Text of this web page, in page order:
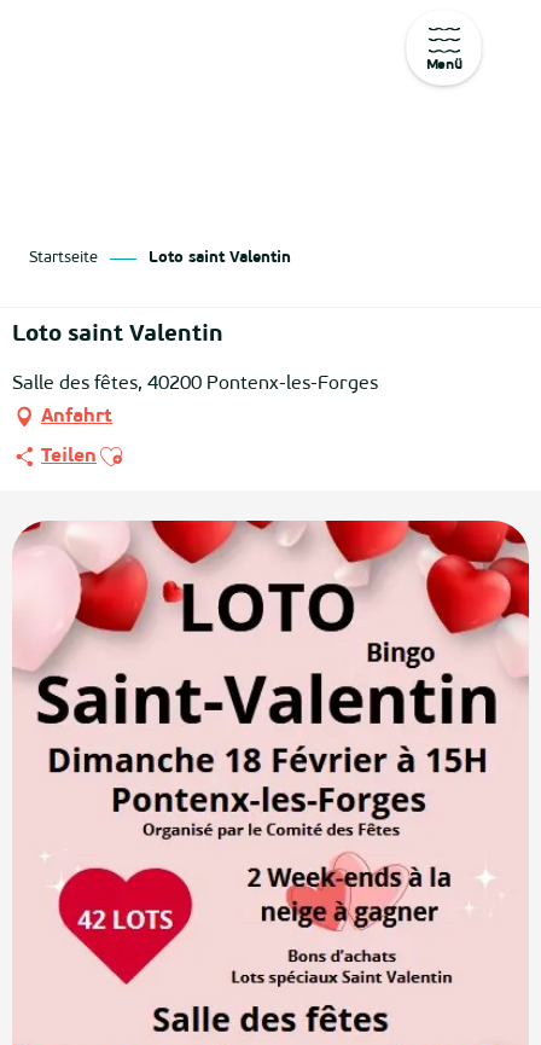
Menü
Startseite Loto saint Valentin
Loto saint Valentin
Salle des fêtes, 40200 Pontenx-les-Forges
Anfahrt
Teilen Ajouter aux favoris